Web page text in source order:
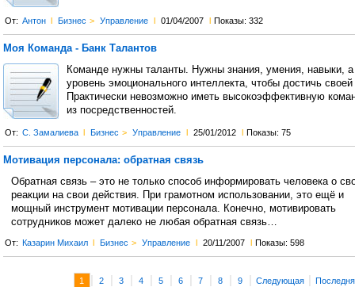
От: Антон l Бизнес > Управление l 01/04/2007 l Показы: 332
Моя Команда - Банк Талантов
Команде нужны таланты. Нужны знания, умения, навыки, а
уровень эмоционального интеллекта, чтобы достичь
Практически невозможно иметь высокоэффективную
из посредственностей.
От: С. Замалиева l Бизнес > Управление l 25/01/2012 l Показы: 75
Мотивация персонала: обратная связь
Обратная связь – это не только способ информировать человека о
реакции на свои действия. При грамотном использовании, это ещё и
мощный инструмент мотивации персонала. Конечно, мотивировать
сотрудников может далеко не любая обратная связь…
От: Казарин Михаил l Бизнес > Управление l 20/11/2007 l Показы: 598
1 2 3 4 5 6 7 8 9 Следующая